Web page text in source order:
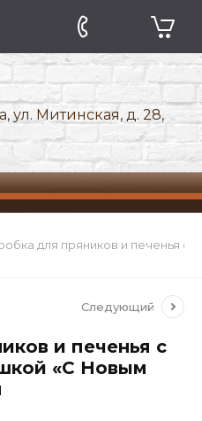
ул. Митинская, д. 28,
для пряников и печенья с
Следующий
и печенья с
«С Новым